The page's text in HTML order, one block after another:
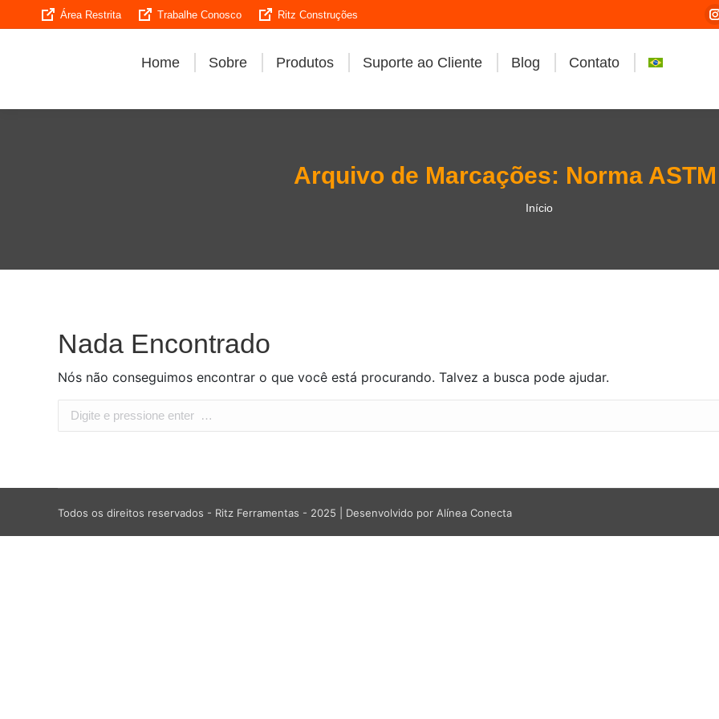
Área Restrita Trabalhe Conosco Ritz Construções
Home Sobre Produtos Suporte ao Cliente Blog Contato
Arquivo de Marcações: Norma
Você está aqui:
Início
Nada Encontrado
Nós não conseguimos encontrar o que você está procurando. Talvez a busca pode ajudar.
Search:
Todos os direitos reservados - Ritz Ferramentas - 2025 | Desenvolvido por Alínea Conecta